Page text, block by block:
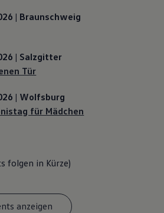
bei erfolgreichem Abschluss
of Science (B. Sc.)
zu übernehmen.*
mindestens 2,5; die weiteren
richten sich nach dem
in seiner jeweils geltenden
| Braunschweig
| Salzgitter
Tür
| Wolfsburg
für Mädchen
folgen in Kürze)
anzeigen